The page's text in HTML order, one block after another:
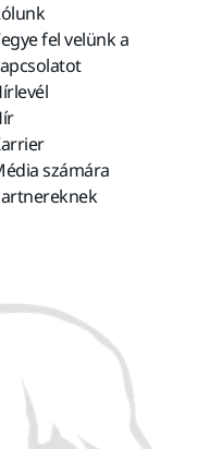
fel velünk a
számára